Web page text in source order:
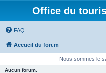
Office du
FAQ
Accueil du forum
Nous sommes le
Aucun forum.